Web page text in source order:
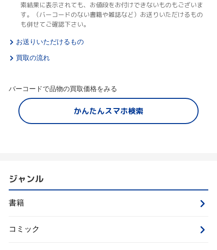
索結果に表示されても、お値段をお付けできないものもございま
す。（バーコードのない書籍や雑誌など）お送りいただけるもの
も併せてご確認下さい。
お送りいただけるもの
買取の流れ
バーコードで品物の買取価格をみる
かんたんスマホ検索
ジャンル
書籍
コミック